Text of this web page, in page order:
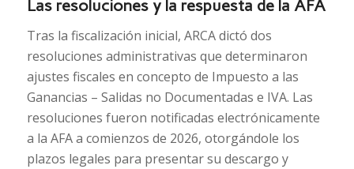
Las resoluciones y la respuesta de la AFA
Tras la fiscalización inicial, ARCA dictó dos
resoluciones administrativas que determinaron
ajustes fiscales en concepto de Impuesto a las
Ganancias – Salidas no Documentadas e IVA. Las
resoluciones fueron notificadas electrónicamente
a la AFA a comienzos de 2026, otorgándole los
plazos legales para presentar su descargo y